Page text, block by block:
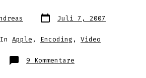
Datum
des
Juli 7, 2007
In Apple , Encoding , Video
9 Kommentare
Apple